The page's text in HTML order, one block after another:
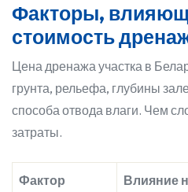
Факторы,
стоимость
Цена дренажа участка в
грунта, рельефа, глубины
способа отвода влаги. Чем
затраты.
Фактор Влияние